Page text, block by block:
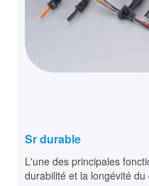
Sr durable
L'une des principales
durabilité et la longévité